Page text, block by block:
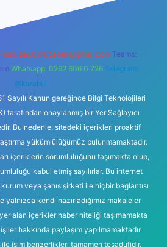
backlinkpaneli@gmail.com Teams:
Whatsapp: 0262 606 0 726 Telegram:
@karabul
Sayılı Kanun gereğince Bilgi Teknolojileri
tarafından onaylanmış bir Yer Sağlayıcı
Bu nedenle, sitedeki içerikleri proaktif
yükümlülüğümüz bulunmamaktadır.
içeriklerin sorumluluğunu taşımakta olup,
kabul etmiş sayılırlar. Bu internet
veya şahıs şirketi ile hiçbir bağlantısı
yalnızca kendi hazırladığımız makaleler
alan içerikler haber niteliği taşımamakta
hakkında paylaşım yapılmamaktadır.
isim benzerlikleri tamamen tesadüfidir.